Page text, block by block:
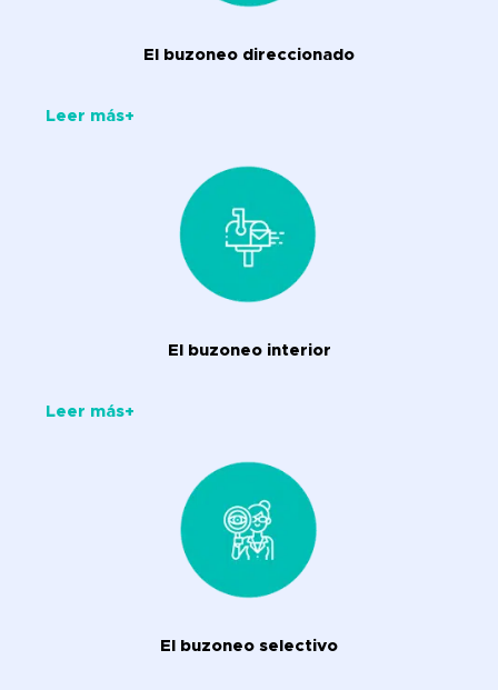
El buzoneo direccionado
Leer más+
El buzoneo interior
Leer más+
El buzoneo selectivo